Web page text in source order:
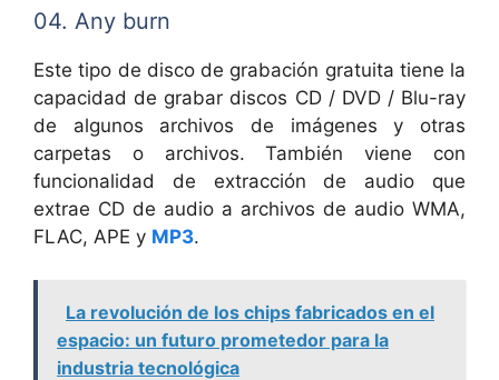
04. Any burn
Este tipo de disco de grabación gratuita tiene la
capacidad de grabar discos CD / DVD / Blu-ray
de algunos archivos de imágenes y otras
carpetas o archivos. También viene con
funcionalidad de extracción de audio que
extrae CD de audio a archivos de audio WMA,
FLAC, APE y MP3.
La revolución de los chips fabricados en el
espacio: un futuro prometedor para la
industria tecnológica